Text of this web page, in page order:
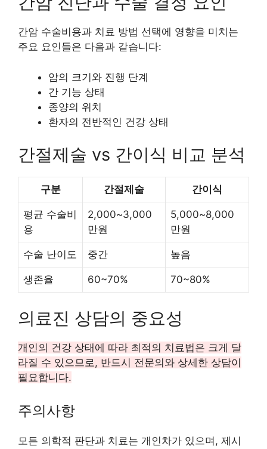
간암 수술비용과 치료 방법 선택에 영향을 미치는
주요 요인들은 다음과 같습니다:
암의 크기와 진행 단계
간 기능 상태
종양의 위치
환자의 전반적인 건강 상태
간절제술 vs 간이식 비교 분석
구분 간절제술 간이식
평균 수술비
용
2,000~3,000
만원
5,000~8,000
만원
수술 난이도 중간 높음
생존율 60~70% 70~80%
의료진 상담의 중요성
개인의 건강 상태에 따라 최적의 치료법은 크게 달
라질 수 있으므로, 반드시 전문의와 상세한 상담이
필요합니다.
주의사항
모든 의학적 판단과 치료는 개인차가 있으며, 제시